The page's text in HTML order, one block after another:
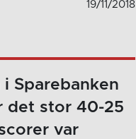
19/11/2018
Sparebanken
det stor 40-25
var